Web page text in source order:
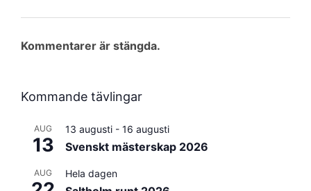
Kommentarer är stängda.
Kommande tävlingar
AUG
13
13 augusti - 16 augusti
Svenskt mästerskap 2026
AUG Hela dagen